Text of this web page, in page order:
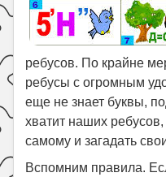
ребусов. По крайне
ребусы с огромным
еще не знает буквы,
хватит наших
самому и загадать
Вспомним правила.